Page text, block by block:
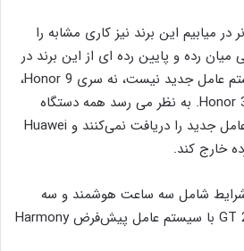
میابیم این برند نیز کاری مشابه را
رده و پایین رده ای از این برند در
صف دریافت کنندگان سیستم عامل جدید نیست، نه سری Honor 9،
نه Honor 30i یا Honor 30 Youth. به نظر می رسد همه دستگاه
های دارای GMS، سیستم عامل جدید را دریافت نمی‌کنند و Huawei
خارج کند.
شامل سه ساعت هوشمند و سه
تبلت نیز است. البته GT 2 Pro با سیستم عامل پیش‌فرض Harmony